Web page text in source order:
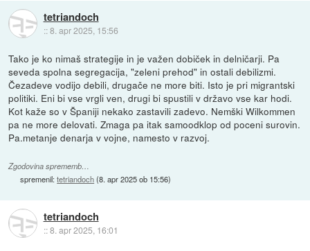
tetriandoch
::8. apr 2025, 15:56
Tako je ko nimaš strategije in je važen dobiček in delničarji. Pa
seveda spolna segregacija, "zeleni prehod" in ostali debilizmi.
Čezadeve vodijo debili, drugače ne more biti. Isto je pri migrantski
politiki. Eni bi vse vrgli ven, drugi bi spustili v državo vse kar hodi.
Kot kaže so v Španiji nekako zastavili zadevo. Nemški Wilkommen
pa ne more delovati. Zmaga pa itak samoodklop od poceni surovin.
Pa.metanje denarja v vojne, namesto v razvoj.
Zgodovina sprememb…
spremenil:tetriandoch(8. apr 2025 ob 15:56)
tetriandoch
::8. apr 2025, 16:01